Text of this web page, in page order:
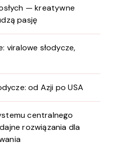
— kreatywne
pasję
viralowe słodycze,
od Azji po USA
centralnego
rozwiązania dla